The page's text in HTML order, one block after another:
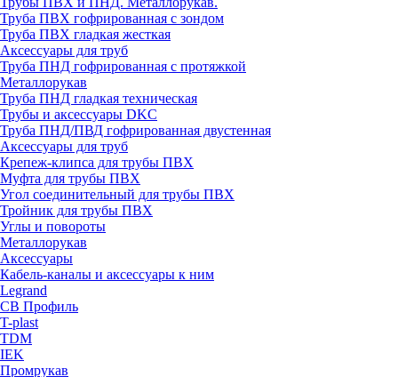
Труба ПВХ гофрированная с зондом
Труба ПВХ гладкая жесткая
Аксессуары для труб
Труба ПНД гофрированная с протяжкой
Металлорукав
Труба ПНД гладкая техническая
Трубы и аксессуары DKC
Труба ПНД/ПВД гофрированная двустенная
Аксессуары для труб
Крепеж-клипса для трубы ПВХ
Муфта для трубы ПВХ
Угол соединительный для трубы ПВХ
Тройник для трубы ПВХ
Углы и повороты
Металлорукав
Аксессуары
Кабель-каналы и аксессуары к ним
Legrand
СВ Профиль
T-plast
TDM
IEK
Промрукав